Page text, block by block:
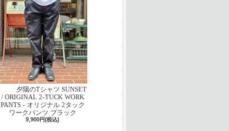
夕陽のTシャツ SUNSET
/ ORIGINAL 2-TUCK WORK
PANTS - オリジナル 2タック
ワークパンツ ブラック
9,900円(税込)